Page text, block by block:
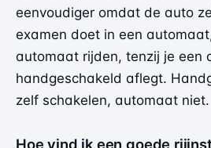
eenvoudiger omdat de auto
examen doet in een
automaat rijden, tenzij je een
handgeschakeld aflegt.
zelf schakelen, automaat niet.
Hoe vind ik een goede